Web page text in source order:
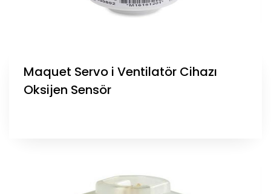
Maquet Servo i Ventilatör Cihazı
Oksijen Sensör